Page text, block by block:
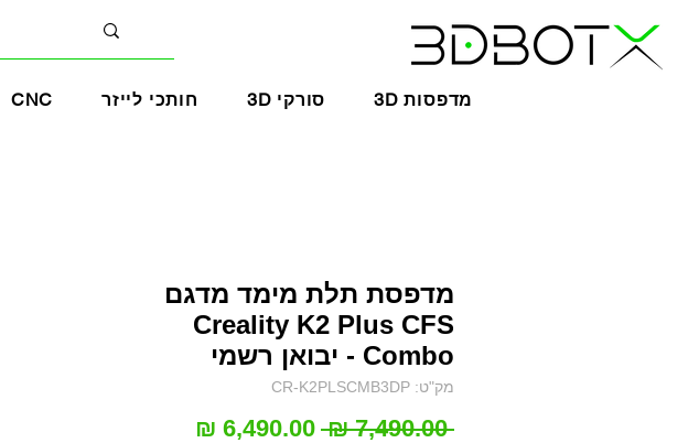
CNC חותכי לייזר 3D סורקי 3D מדפסות
מדפסת תלת מימד מדגם
Creality K2 Plus CFS
Combo - יבואן רשמי
מק"ט: CR-K2PLSCMB3DP
‏7,490.00 ‏₪
מחיר